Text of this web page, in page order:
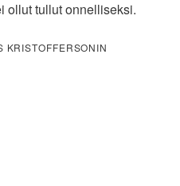
ollut tullut onnelliseksi.
KRISTOFFERSONIN